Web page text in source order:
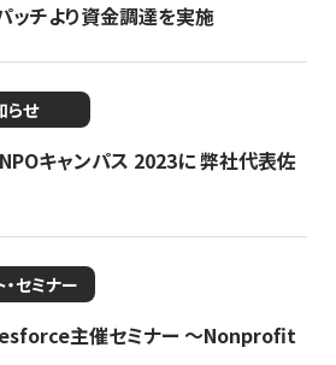
ッチより資金調達を実施
らせ
キャンパス 2023に 弊社代表佐
セミナー
主催セミナー 〜Nonprofit